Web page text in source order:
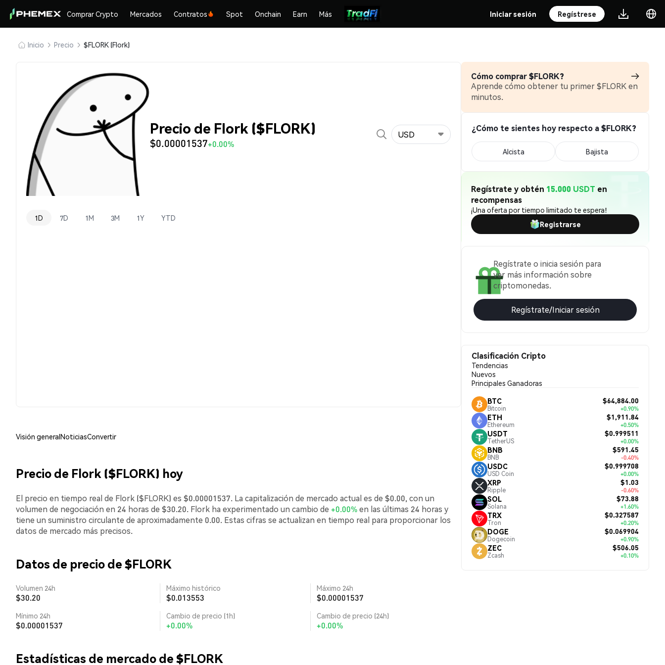
Comprar Crypto Mercados Contratos Spot Onchain Earn Más Iniciar sesión Regístrese
Inicio Precio $FLORK (Flork)
Precio de Flork ($FLORK)
$0.00001537+0.00%
USD
1D 7D 1M 3M 1Y YTD
Visión generalNoticiasConvertir
Precio de Flork ($FLORK) hoy
El precio en tiempo real de Flork ($FLORK) es $0.00001537. La capitalización de mercado actual es de $0.00, con un
volumen de negociación en 24 horas de $30.20. Flork ha experimentado un cambio de +0.00%en las últimas 24 horas y
tiene un suministro circulante de aproximadamente 0.00. Estas cifras se actualizan en tiempo real para proporcionar los
datos de mercado más precisos.
Datos de precio de $FLORK
Volumen 24h
$30.20
Máximo histórico
$0.013553
Máximo 24h
$0.00001537
Mínimo 24h
$0.00001537
Cambio de precio (1h)
+0.00%
Cambio de precio (24h)
+0.00%
Estadísticas de mercado de $FLORK
Cómo comprar $FLORK?
Aprende cómo obtener tu primer $FLORK en
minutos.
¿Cómo te sientes hoy respecto a $FLORK?
Alcista Bajista
Regístrate y obtén 15.000 USDT en
recompensas
¡Una oferta por tiempo limitado te espera!
Registrarse
Regístrate o inicia sesión para
ver más información sobre
criptomonedas.
Regístrate/Iniciar sesión
Clasificación Cripto
Tendencias
Nuevos
Principales Ganadoras
BTC
Bitcoin
$64,884.00
+0.90%
ETH
Ethereum
$1,911.84
+0.50%
USDT
TetherUS
$0.999511
+0.00%
BNB
BNB
$591.45
-0.40%
USDC
USD Coin
$0.999708
+0.00%
XRP
Ripple
$1.03
-0.60%
SOL
Solana
$73.88
+1.60%
TRX
Tron
$0.327587
+0.20%
DOGE
Dogecoin
$0.069904
+0.90%
ZEC
Zcash
$506.05
+0.10%